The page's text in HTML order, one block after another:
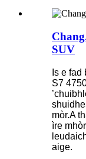
SUV
Is e
S7
mòr.A
ìre
aige.